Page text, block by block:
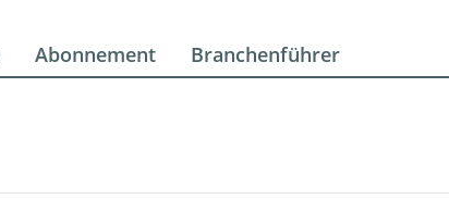
Abonnement Branchenführer